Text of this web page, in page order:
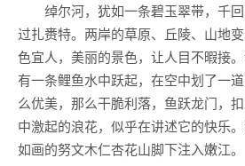
绰尔河，犹如一条碧玉翠带，千
过扎赉特。两岸的草原、丘陵、山地
色宜人，美丽的景色，让人目不暇接
有一条鲤鱼水中跃起，在空中划了一
么优美，那么干脆利落，鱼跃龙门，
中激起的浪花，似乎在讲述它的快乐
如画的努文木仁杏花山脚下注入嫩江。